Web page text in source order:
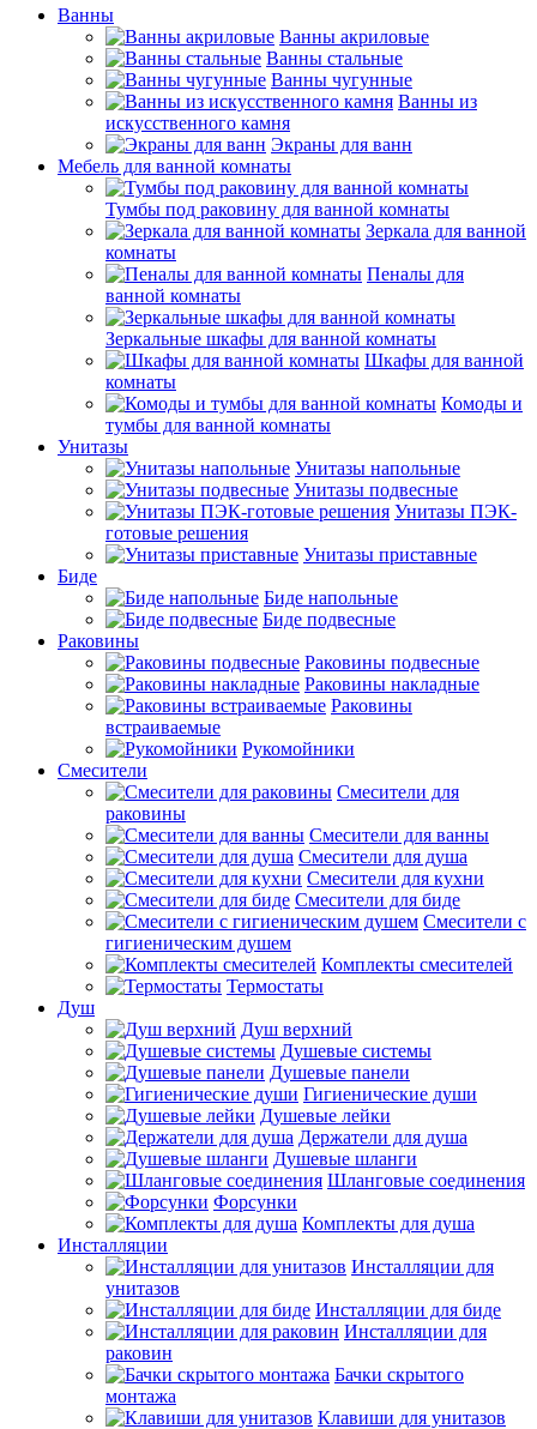
Ванны
Ванны акриловые
Ванны стальные
Ванны чугунные
Ванны из
искусственного камня
Экраны для ванн
Мебель для ванной комнаты
Тумбы под раковину для ванной комнаты
Зеркала для ванной
комнаты
Пеналы для
ванной комнаты
Зеркальные шкафы для ванной комнаты
Шкафы для ванной
комнаты
Комоды и
тумбы для ванной комнаты
Унитазы
Унитазы напольные
Унитазы подвесные
Унитазы ПЭК-
готовые решения
Унитазы приставные
Биде
Биде напольные
Биде подвесные
Раковины
Раковины подвесные
Раковины накладные
Раковины
встраиваемые
Рукомойники
Смесители
Смесители для
раковины
Смесители для ванны
Смесители для душа
Смесители для кухни
Смесители для биде
Смесители с
гигиеническим душем
Комплекты смесителей
Термостаты
Душ
Душ верхний
Душевые системы
Душевые панели
Гигиенические души
Душевые лейки
Держатели для душа
Душевые шланги
Шланговые соединения
Форсунки
Комплекты для душа
Инсталляции
Инсталляции для
унитазов
Инсталляции для биде
Инсталляции для
раковин
Бачки скрытого
монтажа
Клавиши для унитазов